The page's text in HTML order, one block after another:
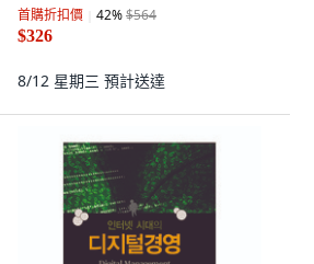
首購折扣價 42%$564
$326
8/12 星期三 預計送達